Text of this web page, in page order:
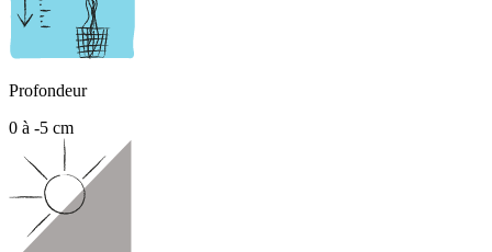
Profondeur
0 à -5 cm